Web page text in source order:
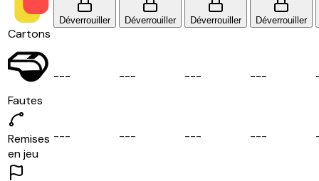
Cartons
Déverrouiller Déverrouiller Déverrouiller Déverrouiller
Fautes
--- --- --- ---
Remises
en jeu
--- --- --- ---